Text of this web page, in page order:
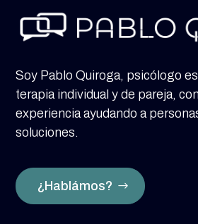
Soy Pablo Quiroga, psicólogo
terapia individual y de pareja,
experiencia ayudando a
soluciones.
¿Hablámos?